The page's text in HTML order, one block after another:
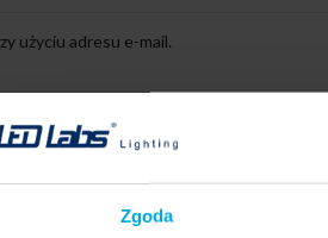
Zgoda
użyciu adresu e-mail.